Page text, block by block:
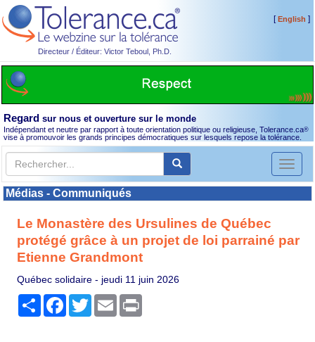
Directeur / Éditeur: Victor Teboul, Ph.D.
[English ]
Regard sur nous et ouverture sur le monde
Indépendant et neutre par rapport à toute orientation politique ou religieuse, Tolerance.ca®
vise à promouvoir les grands principes démocratiques sur lesquels repose la tolérance.
Toggle
Médias - Communiqués
Le Monastère des Ursulines de Québec
protégé grâce à un projet de loi parrainé par
Etienne Grandmont
Québec solidaire - jeudi 11 juin 2026
PartagerFacebook
TwitterEmail